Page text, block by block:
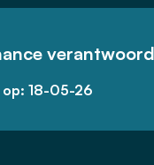
18-05-26